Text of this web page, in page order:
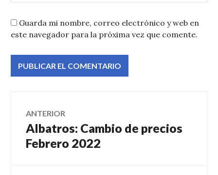
Guarda mi nombre, correo electrónico y web en
este navegador para la próxima vez que comente.
Navegación
de
ANTERIOR
Entrada
anterior:
Albatros: Cambio de precios
Febrero 2022